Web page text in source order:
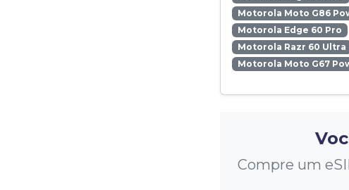
Motorola Moto G86
Motorola Edge 60 Pro
Motorola Razr 60 Ultra
Motorola Moto G67
Compre um